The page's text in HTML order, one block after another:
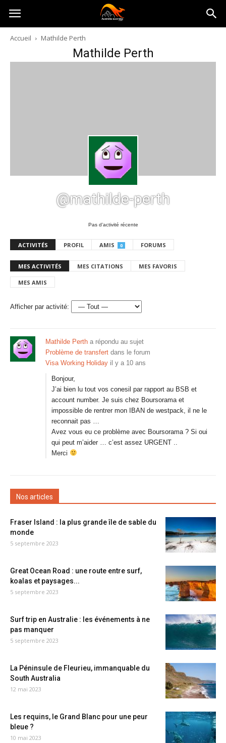
Australia-
australie.com
Accueil Mathilde Perth
Mathilde Perth
@mathilde-perth
Pas d’activité récente
ACTIVITÉS PROFIL AMIS 0 FORUMS
MES ACTIVITÉS MES CITATIONS MES FAVORIS
MES AMIS
Afficher par activité:
Mathilde Perth a répondu au sujet
Problème de transfert dans le forum
Visa Working Holiday il y a 10 ans
Bonjour,
J’ai bien lu tout vos conesil par rapport au BSB et
account number. Je suis chez Boursorama et
impossible de rentrer mon IBAN de westpack, il ne le
reconnait pas …
Avez vous eu ce problème avec Boursorama ? Si oui
qui peut m’aider … c’est assez URGENT ..
Merci
Nos articles
Fraser Island : la plus grande île de sable du
monde
5 septembre 2023
Great Ocean Road : une route entre surf,
koalas et paysages...
5 septembre 2023
Surf trip en Australie : les événements à ne
pas manquer
5 septembre 2023
La Péninsule de Fleurieu, immanquable du
South Australia
12 mai 2023
Les requins, le Grand Blanc pour une peur
bleue ?
10 mai 2023